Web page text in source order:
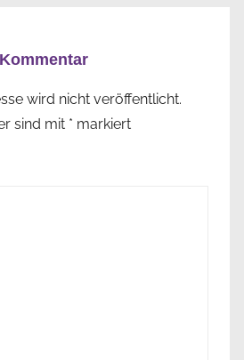
wird nicht veröffentlicht.
sind mit * markiert